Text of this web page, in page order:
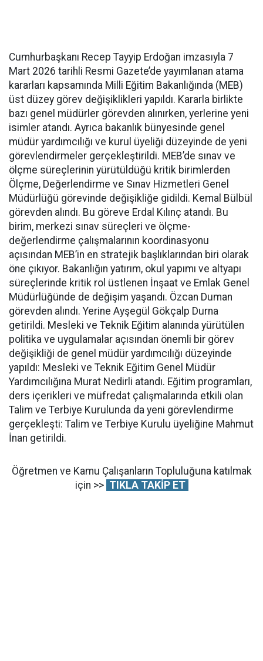
Cumhurbaşkanı Recep Tayyip Erdoğan imzasıyla 7
Mart 2026 tarihli Resmi Gazete’de yayımlanan atama
kararları kapsamında Milli Eğitim Bakanlığında (MEB)
üst düzey görev değişiklikleri yapıldı. Kararla birlikte
bazı genel müdürler görevden alınırken, yerlerine yeni
isimler atandı. Ayrıca bakanlık bünyesinde genel
müdür yardımcılığı ve kurul üyeliği düzeyinde de yeni
görevlendirmeler gerçekleştirildi. MEB’de sınav ve
ölçme süreçlerinin yürütüldüğü kritik birimlerden
Ölçme, Değerlendirme ve Sınav Hizmetleri Genel
Müdürlüğü görevinde değişikliğe gidildi. Kemal Bülbül
görevden alındı. Bu göreve Erdal Kılınç atandı. Bu
birim, merkezi sınav süreçleri ve ölçme-
değerlendirme çalışmalarının koordinasyonu
açısından MEB’in en stratejik başlıklarından biri olarak
öne çıkıyor. Bakanlığın yatırım, okul yapımı ve altyapı
süreçlerinde kritik rol üstlenen İnşaat ve Emlak Genel
Müdürlüğünde de değişim yaşandı. Özcan Duman
görevden alındı. Yerine Ayşegül Gökçalp Durna
getirildi. Mesleki ve Teknik Eğitim alanında yürütülen
politika ve uygulamalar açısından önemli bir görev
değişikliği de genel müdür yardımcılığı düzeyinde
yapıldı: Mesleki ve Teknik Eğitim Genel Müdür
Yardımcılığına Murat Nedirli atandı. Eğitim programları,
ders içerikleri ve müfredat çalışmalarında etkili olan
Talim ve Terbiye Kurulunda da yeni görevlendirme
gerçekleşti: Talim ve Terbiye Kurulu üyeliğine Mahmut
İnan getirildi.
Öğretmen ve Kamu Çalışanların Topluluğuna katılmak
için >> TIKLA TAKİP ET